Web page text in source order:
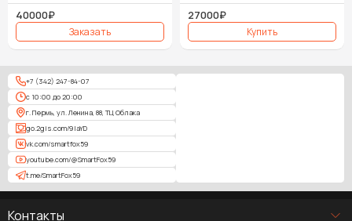
40000₽ 27000₽
+7 (342) 247-84-07
с 10:00 до 20:00
г. Пермь, ул. Ленина, 88, ТЦ Облака
go.2gis.com/9laYD
vk.com/smartfox59
youtube.com/@SmartFox59
t.me/SmartFox59
Контакты